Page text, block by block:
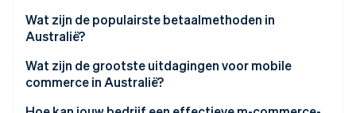
Ontdekkingsgericht mobiel winkelen
Wat zijn de populairste betaalmethoden in
Australië?
Creditcards en debitcards
Wat zijn de grootste uitdagingen voor mobile
commerce in Australië?